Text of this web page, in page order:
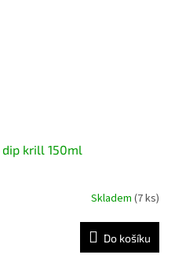
krill 150ml
Skladem (7 ks)
Do košíku